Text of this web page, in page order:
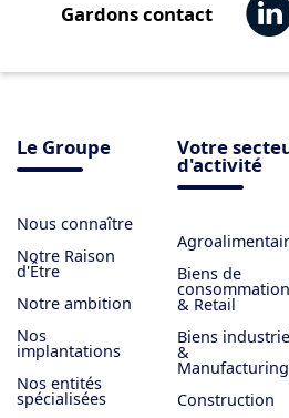
Gardons contact
Le Groupe
Nous connaître
Notre Raison
d'Être
Notre ambition
Nos
implantations
Nos entités
spécialisées
Votre
d'activité
Biens de
consommation
& Retail
Biens
&
Manufacturing
Construction